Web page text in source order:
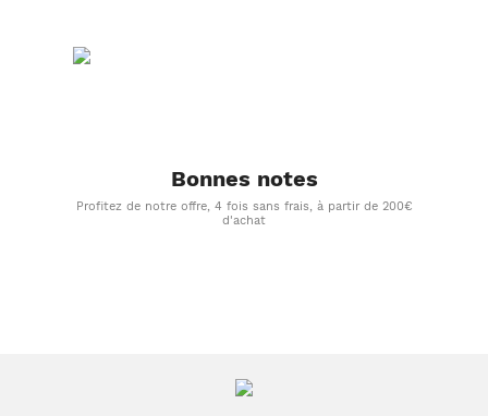
Bonnes notes
Profitez de notre offre, 4 fois sans frais, à partir de 200€
d'achat